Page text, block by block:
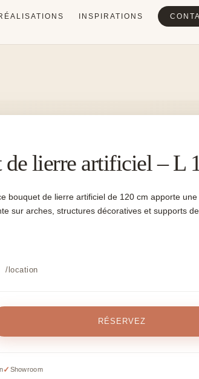
INSPIRATIONS
de lierre artificiel – L
bouquet de lierre artificiel de 120 cm apporte
sur arches, structures décoratives et supports
/location
RÉSERVEZ
✓ Showroom